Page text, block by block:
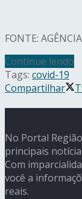
FONTE:
Continue lendo
Tags: covid-19
Compartilhar
No Portal
principais
Com
você a
reais.